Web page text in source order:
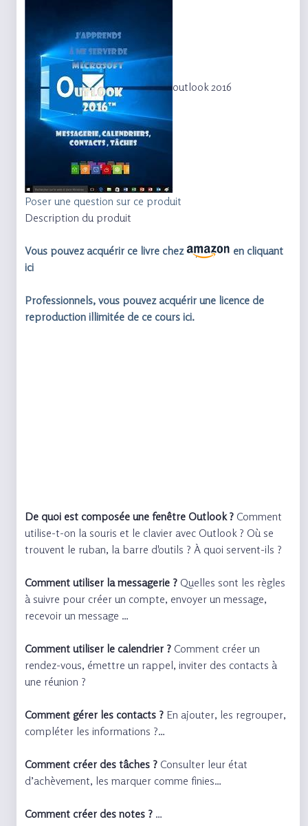
outlook 2016
Poser une question sur ce produit
Description du produit
Vous pouvez acquérir ce livre chez
en cliquant
ici
Professionnels, vous pouvez acquérir une licence de
reproduction illimitée de ce cours ici.
De quoi est composée une fenêtre Outlook ? Comment
utilise-t-on la souris et le clavier avec Outlook ? Où se
trouvent le ruban, la barre d'outils ? À quoi servent-ils ?
Comment utiliser la messagerie ? Quelles sont les règles
à suivre pour créer un compte, envoyer un message,
recevoir un message …
Comment utiliser le calendrier ? Comment créer un
rendez-vous, émettre un rappel, inviter des contacts à
une réunion ?
Comment gérer les contacts ? En ajouter, les regrouper,
compléter les informations ?…
Comment créer des tâches ? Consulter leur état
d’achèvement, les marquer comme finies…
Comment créer des notes ? …